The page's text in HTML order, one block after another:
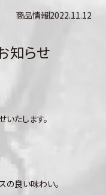
商品情報2022.11.12
知らせ
たします。
の良い味わい。